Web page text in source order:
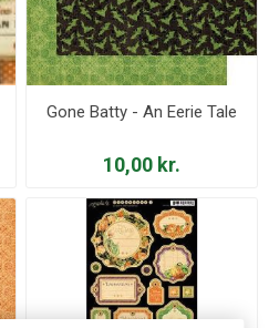
Gone Batty - An Eerie Tale
10,00 kr.